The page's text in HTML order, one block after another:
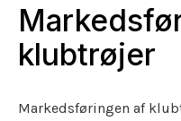
klubtrøjer
Markedsføringen af